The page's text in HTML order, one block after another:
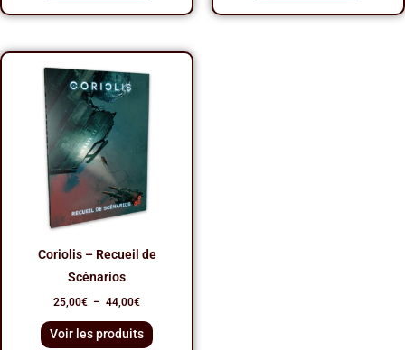
Coriolis – Recueil de
Scénarios
25,00€ – 44,00€
de
25,00€
Voir les produits